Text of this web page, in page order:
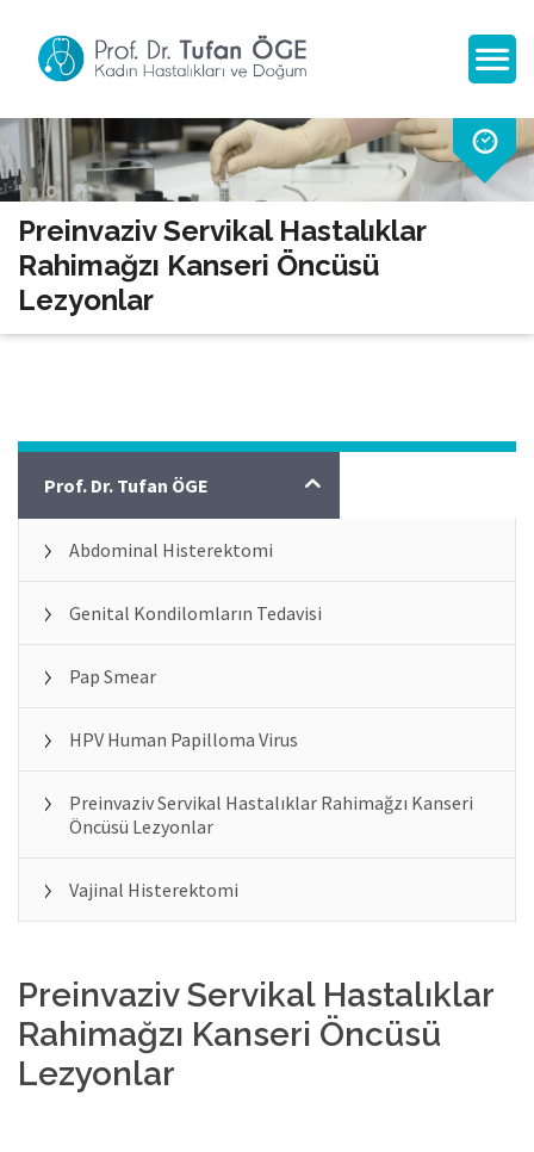
Preinvaziv Servikal Hastalıklar
Rahimağzı Kanseri Öncüsü
Lezyonlar
Jinekoloji
Prof. Dr. Tufan ÖGE
Abdominal Histerektomi
Genital Kondilomların Tedavisi
Pap Smear
HPV Human Papilloma Virus
Preinvaziv Servikal Hastalıklar Rahimağzı Kanseri
Öncüsü Lezyonlar
Vajinal Histerektomi
Preinvaziv Servikal Hastalıklar
Rahimağzı Kanseri Öncüsü
Lezyonlar